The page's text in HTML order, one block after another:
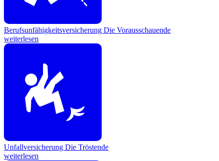
Berufsunfähigkeitsversicherung Die Vorausschauende
weiterlesen
Unfallversicherung Die Tröstende
weiterlesen